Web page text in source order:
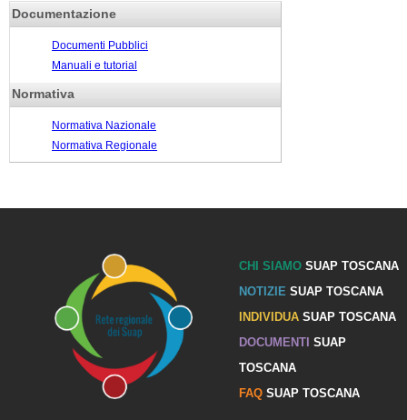
Documentazione
Documenti Pubblici
Manuali e tutorial
Normativa
Normativa Nazionale
Normativa Regionale
CHI SIAMOSUAP TOSCANA
NOTIZIE SUAP TOSCANA
INDIVIDUASUAP TOSCANA
DOCUMENTI SUAP
TOSCANA
FAQSUAP TOSCANA